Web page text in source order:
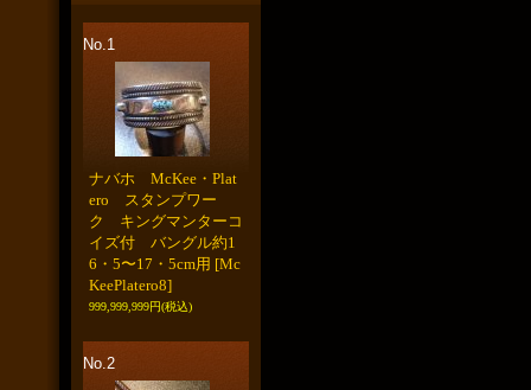
No.1
ナバホ McKee・Plat
ero スタンプワー
ク キングマンターコ
イズ付 バングル約1
6・5〜17・5cm用 [Mc
KeePlatero8]
999,999,999円(税込)
No.2